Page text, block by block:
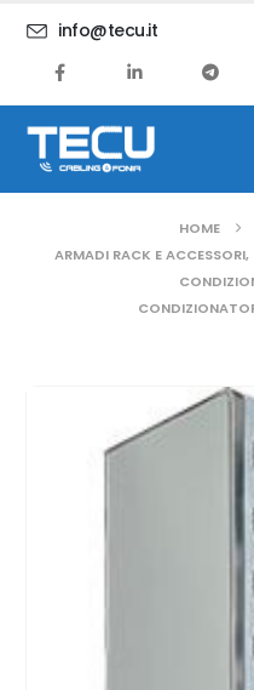
info@tecu.it
HOME
ARMADI RACK E ACCESSORI,